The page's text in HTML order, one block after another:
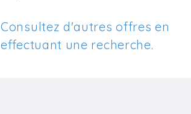
Consultez d'autres offres en
effectuant une recherche.